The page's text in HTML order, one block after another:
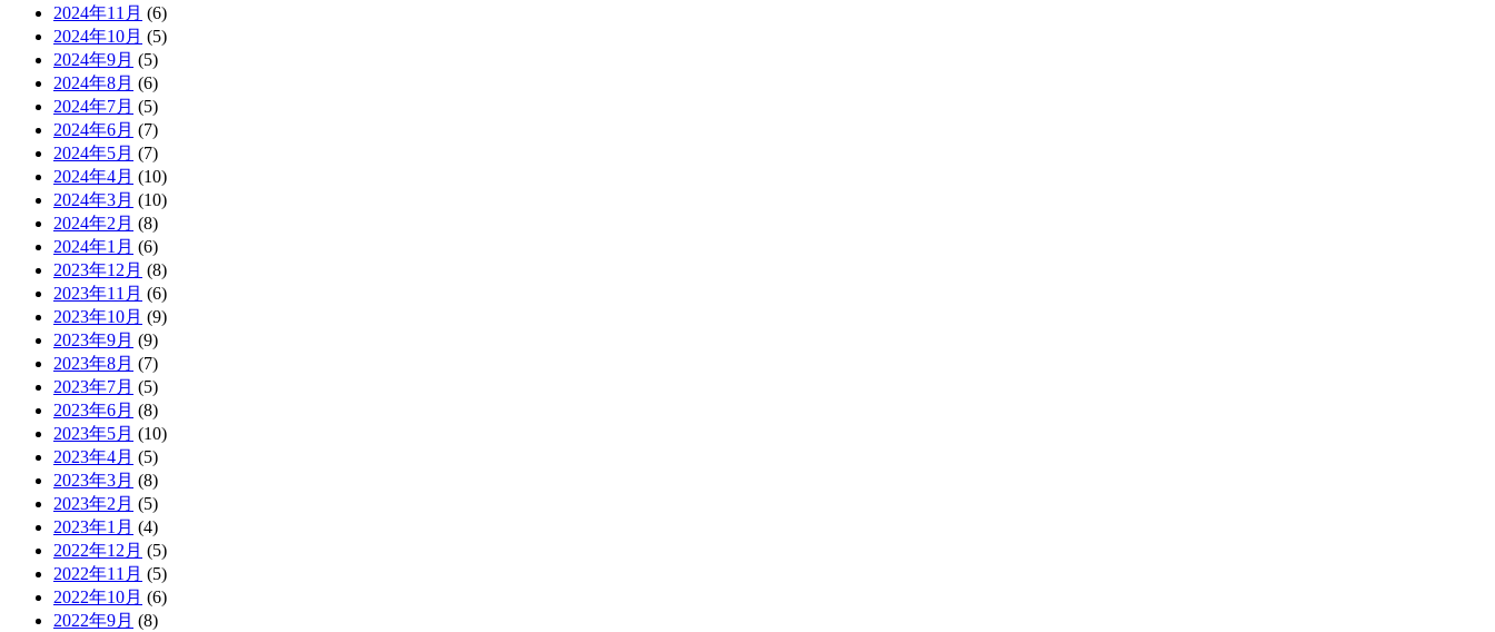
2024年11月 (6)
2024年10月 (5)
2024年9月 (5)
2024年8月 (6)
2024年7月 (5)
2024年6月 (7)
2024年5月 (7)
2024年4月 (10)
2024年3月 (10)
2024年2月 (8)
2024年1月 (6)
2023年12月 (8)
2023年11月 (6)
2023年10月 (9)
2023年9月 (9)
2023年8月 (7)
2023年7月 (5)
2023年6月 (8)
2023年5月 (10)
2023年4月 (5)
2023年3月 (8)
2023年2月 (5)
2023年1月 (4)
2022年12月 (5)
2022年11月 (5)
2022年10月 (6)
2022年9月 (8)